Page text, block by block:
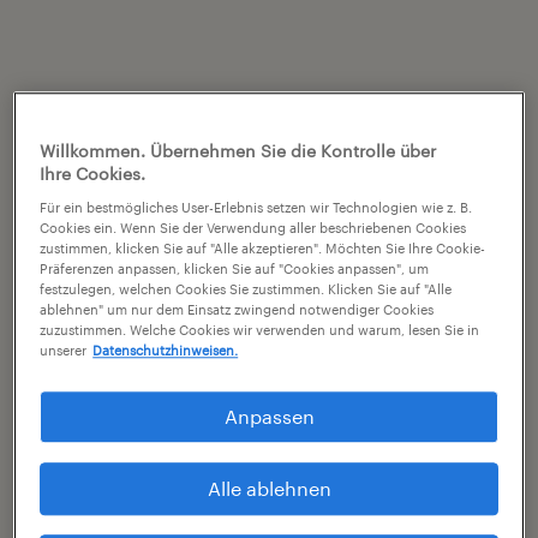
Willkommen. Übernehmen Sie die Kontrolle über
Ihre Cookies.
Für ein bestmögliches User-Erlebnis setzen wir Technologien wie z. B.
Cookies ein. Wenn Sie der Verwendung aller beschriebenen Cookies
zustimmen, klicken Sie auf "Alle akzeptieren". Möchten Sie Ihre Cookie-
Präferenzen anpassen, klicken Sie auf "Cookies anpassen", um
festzulegen, welchen Cookies Sie zustimmen. Klicken Sie auf "Alle
ablehnen" um nur dem Einsatz zwingend notwendiger Cookies
zuzustimmen. Welche Cookies wir verwenden und warum, lesen Sie in
unserer Datenschutzhinweisen.
Anpassen
Alle ablehnen